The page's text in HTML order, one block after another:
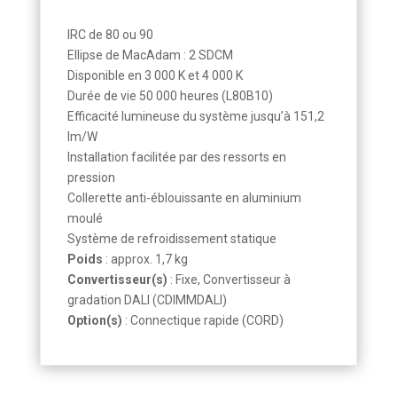
IRC de 80 ou 90
Ellipse de MacAdam : 2 SDCM
Disponible en 3 000 K et 4 000 K
Durée de vie 50 000 heures (L80B10)
Efficacité lumineuse du système jusqu’à 151,2
lm/W
Installation facilitée par des ressorts en
pression
Collerette anti-éblouissante en aluminium
moulé
Système de refroidissement statique
Poids : approx. 1,7 kg
Convertisseur(s) : Fixe, Convertisseur à
gradation DALI (CDIMMDALI)
Option(s) : Connectique rapide (CORD)